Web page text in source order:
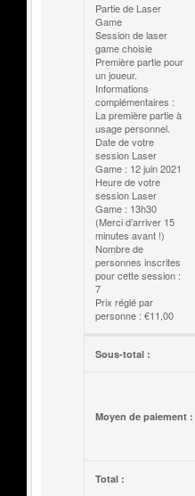
Partie de Laser
Game
Session de laser
game choisie
Première partie pour
un joueur.
Informations
complémentaires :
La première partie à
usage personnel.
Date de votre
session Laser
Game : 12 juin 2021
Heure de votre
session Laser
Game : 13h30
(Merci d’arriver 15
minutes avant !)
Nombre de
personnes inscrites
pour cette session :
7
Prix réglé par
personne : €11,00
Sous-total :
Moyen de paiement :
Total :